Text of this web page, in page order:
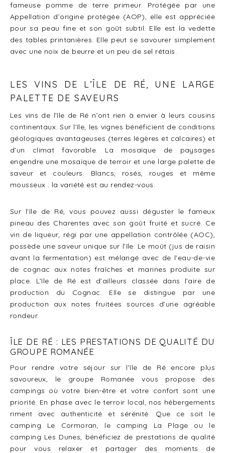
fameuse pomme de terre primeur. Protégée par une
Appellation d’origine protégée (AOP), elle est appréciée
pour sa peau fine et son goût subtil. Elle est la vedette
des tables printanières. Elle peut se savourer simplement
avec une noix de beurre et un peu de sel rétais.
LES VINS DE L’ÎLE DE RÉ, UNE LARGE
PALETTE DE SAVEURS
Les vins de l’île de Ré n’ont rien à envier à leurs cousins
continentaux. Sur l’île, les vignes bénéficient de conditions
géologiques avantageuses (terres légères et calcaires) et
d’un climat favorable. La mosaïque de paysages
engendre une mosaïque de terroir et une large palette de
saveur et couleurs. Blancs, rosés, rouges et même
mousseux : la variété est au rendez-vous.
Sur l’île de Ré, vous pouvez aussi déguster le fameux
pineau des Charentes avec son goût fruité et sucré. Ce
vin de liqueur, régi par une appellation contrôlée (AOC),
possède une saveur unique sur l’île. Le moût (jus de raisin
avant la fermentation) est mélangé avec de l’eau-de-vie
de cognac aux notes fraîches et marines produite sur
place. L’île de Ré est d’ailleurs classée dans l’aire de
production du Cognac. Elle se distingue par une
production aux notes fruitées sources d’une agréable
rondeur.
ÎLE DE RÉ : LES PRESTATIONS DE QUALITÉ DU
GROUPE ROMANÉE
Pour rendre votre séjour sur l’île de Ré encore plus
savoureux, le groupe Romanée vous propose des
campings où votre bien-être et votre confort sont une
priorité. En phase avec le terroir local, nos hébergements
riment avec authenticité et sérénité. Que ce soit le
camping Le Cormoran, le camping La Plage ou le
camping Les Dunes, bénéficiez de prestations de qualité
pour vous relaxer et partager des moments de